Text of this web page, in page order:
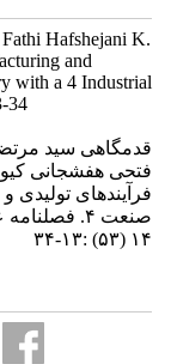
Fathi Hafshejani K.
and
with a 4 Industrial
34
قدمگاهی سید
فتحی هفشجانی
فرآیندهای تولیدی
۱۴ (۵۳) :۱۳-۳۴